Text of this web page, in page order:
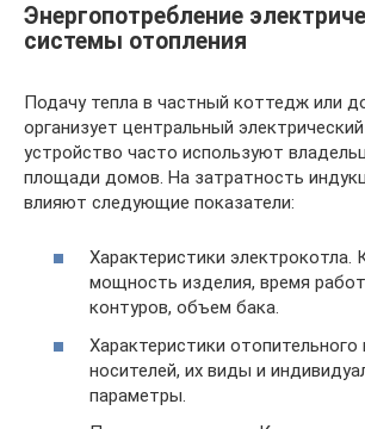
Энергопотребление
системы отопления
Подачу тепла в частный коттедж или
организует центральный
устройство часто используют
площади домов. На затратность
влияют следующие показатели:
Характеристики электрокотла.
мощность изделия, время
контуров, объем бака.
Характеристики отопительного
носителей, их виды и
параметры.